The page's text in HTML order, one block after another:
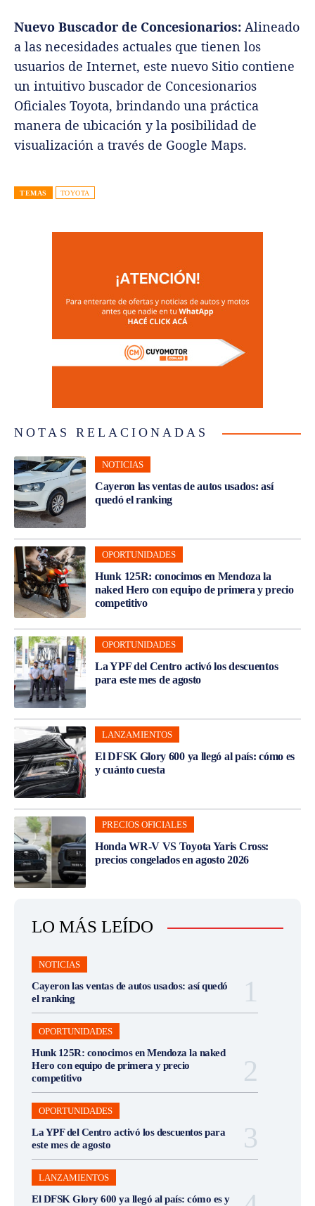
Nuevo Buscador de Concesionarios: Alineado
a las necesidades actuales que tienen los
usuarios de Internet, este nuevo Sitio contiene
un intuitivo buscador de Concesionarios
Oficiales Toyota, brindando una práctica
manera de ubicación y la posibilidad de
visualización a través de Google Maps.
TEMAS TOYOTA
NOTAS RELACIONADAS
NOTICIAS
Cayeron las ventas de autos usados: así
quedó el ranking
OPORTUNIDADES
Hunk 125R: conocimos en Mendoza la
naked Hero con equipo de primera y precio
competitivo
OPORTUNIDADES
La YPF del Centro activó los descuentos
para este mes de agosto
LANZAMIENTOS
El DFSK Glory 600 ya llegó al país: cómo es
y cuánto cuesta
PRECIOS OFICIALES
Honda WR-V VS Toyota Yaris Cross:
precios congelados en agosto 2026
LO MÁS LEÍDO
NOTICIAS
Cayeron las ventas de autos usados: así quedó
el ranking
OPORTUNIDADES
Hunk 125R: conocimos en Mendoza la naked
Hero con equipo de primera y precio
competitivo
OPORTUNIDADES
La YPF del Centro activó los descuentos para
este mes de agosto
LANZAMIENTOS
El DFSK Glory 600 ya llegó al país: cómo es y